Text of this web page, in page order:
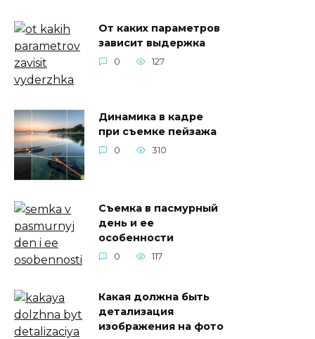
От каких параметров
зависит выдержка
0 127
Динамика в кадре
при съемке пейзажа
0 310
Съемка в пасмурный
день и ее
особенности
0 117
Какая должна быть
детализация
изображения на фото